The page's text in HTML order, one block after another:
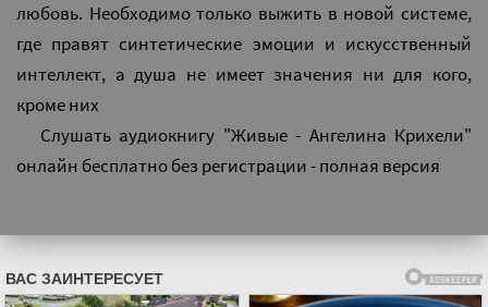
любовь. Необходимо только выжить в новой системе,
где правят синтетические эмоции и искусственный
интеллект, а душа не имеет значения ни для кого,
кроме них
Слушать аудиокнигу "Живые - Ангелина Крихели"
онлайн бесплатно без регистрации - полная версия